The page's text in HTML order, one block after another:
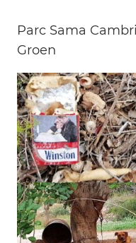
Parc Sama
Groen